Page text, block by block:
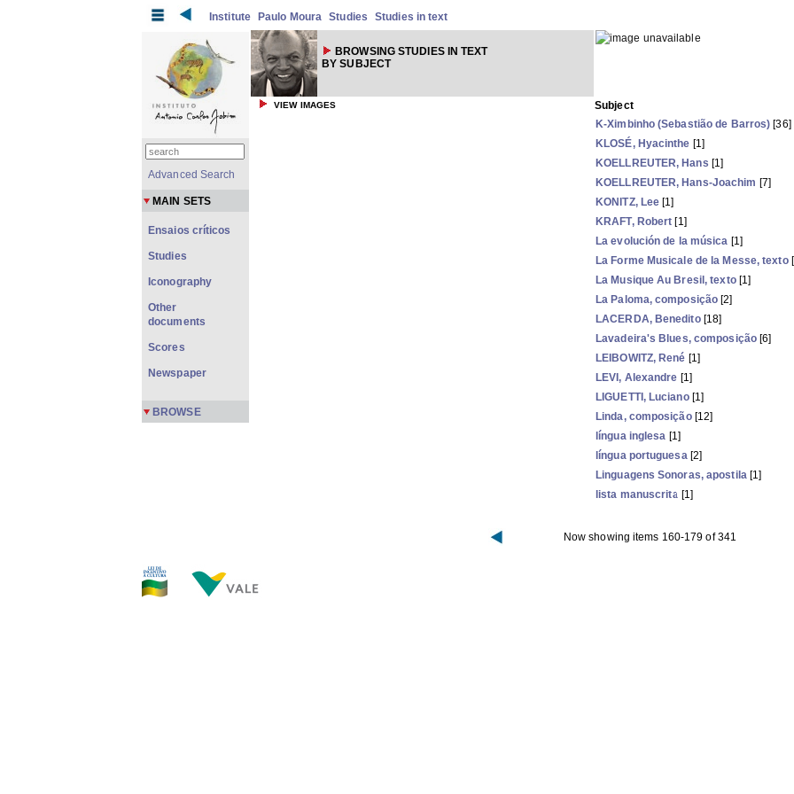
Institute Paulo Moura Studies Studies in text
BROWSING STUDIES IN TEXT
BY SUBJECT
VIEW IMAGES
Subject
K-Ximbinho (Sebastião de Barros) [36]
KLOSÉ, Hyacinthe [1]
KOELLREUTER, Hans [1]
KOELLREUTER, Hans-Joachim [7]
KONITZ, Lee [1]
KRAFT, Robert [1]
La evolución de la música [1]
La Forme Musicale de la Messe, texto
La Musique Au Bresil, texto[1]
La Paloma, composição [2]
LACERDA, Benedito[18]
Lavadeira's Blues, composição[6]
LEIBOWITZ, René [1]
LEVI, Alexandre [1]
LIGUETTI, Luciano[1]
Linda, composição[12]
língua inglesa [1]
língua portuguesa[2]
Linguagens Sonoras, apostila[1]
lista manuscrita [1]
Now showing items 160-179 of 341
Advanced Search
MAIN SETS
Ensaios críticos
Studies
Iconography
Other
documents
Scores
Newspaper
BROWSE